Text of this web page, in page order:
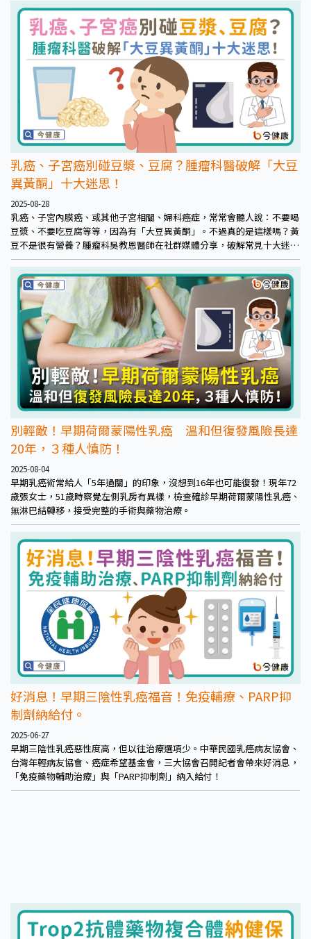
乳癌、子宮癌別碰豆漿、豆腐？腫瘤科醫破解「大豆
異黃酮」十大迷思！
2025-08-28
乳癌、子宮內膜癌、或其他子宮相關、婦科癌症，常常會聽人說：不要喝
豆漿、不要吃豆腐等等，因為有「大豆異黃酮」。不過真的是這樣嗎？黃
豆不是很有營養？腫瘤科吳教恩醫師在社群媒體分享，破解常見十大迷
思，也教大家怎麼吃得更安心！
別輕敵！早期荷爾蒙陽性乳癌 溫和但復發風險長達
20年，３種人慎防！
2025-08-04
早期乳癌術常給人「5年過關」的印象，沒想到16年也可能復發！現年72
歲張女士，51歲時察覺左側乳房有異樣，檢查確診早期荷爾蒙陽性乳癌、
無淋巴結轉移，接受完整的手術與藥物治療。
好消息！早期三陰性乳癌福音！免疫輔療、PARP抑
制劑納給付。
2025-06-27
早期三陰性乳癌惡性度高，但以往治療選項少。中華民國乳癌病友協會、
台灣年輕病友協會、癌症希望基金會，三大協會召開記者會帶來好消息，
「免疫藥物輔助治療」與「PARP抑制劑」納入給付！